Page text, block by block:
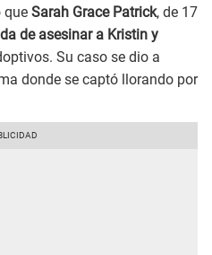
que Sarah Grace Patrick, de 17
de asesinar a Kristin y
Su caso se dio a
donde se captó llorando por